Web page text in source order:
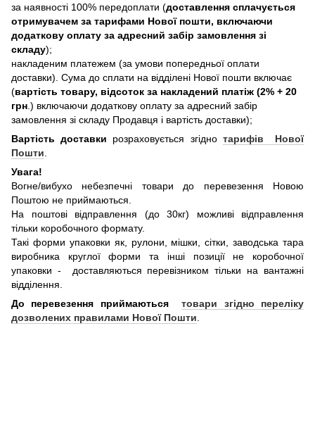
за наявності 100% передоплати (доставлення сплачується
отримувачем за тарифами Нової пошти, включаючи
додаткову оплату за адресний забір замовлення зі
складу);
накладеним платежем (за умови попередньої оплати
доставки). Сума до сплати на відділені Нової пошти включає
(вартість товару, відсоток за накладений платіж (2% + 20
грн .) включаючи додаткову оплату за адресний забір
замовлення зі складу Продавця і вартість доставки);
Вартість доставки розраховується згідно тарифів Нової
Пошти
Увага!
Вогне/вибухо небезпечні товари до перевезення Новою
Поштою не приймаються.
На поштові відправлення (до 30кг) можливі відправлення
тільки коробочного формату.
Такі форми упаковки як, рулони, мішки, сітки, заводська тара
виробника круглої форми та інші позиції не коробочної
упаковки - доставляються перевізником тільки на вантажні
відділення.
До перевезення приймаютьсятовари згідно переліку
дозволених правилами Нової Пошти